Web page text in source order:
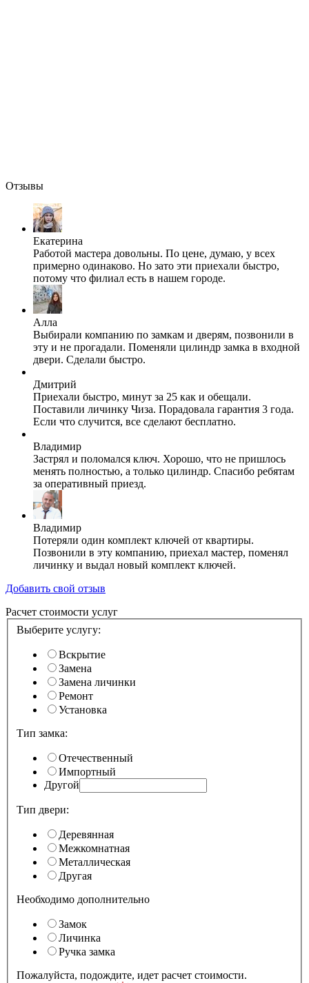
Отзывы
Екатерина
Работой мастера довольны. По цене, думаю, у всех
примерно одинаково. Но зато эти приехали быстро,
потому что филиал есть в нашем городе.
Алла
Выбирали компанию по замкам и дверям, позвонили в
эту и не прогадали. Поменяли цилиндр замка в входной
двери. Сделали быстро.
Дмитрий
Приехали быстро, минут за 25 как и обещали.
Поставили личинку Чиза. Порадовала гарантия 3 года.
Если что случится, все сделают бесплатно.
Владимир
Застрял и поломался ключ. Хорошо, что не пришлось
менять полностью, а только цилиндр. Спасибо ребятам
за оперативный приезд.
Владимир
Потеряли один комплект ключей от квартиры.
Позвонили в эту компанию, приехал мастер, поменял
личинку и выдал новый комплект ключей.
Добавить свой отзыв
Расчет стоимости услуг
Выберите услугу:
Вскрытие
Замена
Замена личинки
Ремонт
Установка
Тип замка:
Отечественный
Импортный
Другой
Тип двери:
Деревянная
Межкомнатная
Металлическая
Другая
Необходимо дополнительно
Замок
Личинка
Ручка замка
Пожалуйста, подождите, идет расчет стоимости.